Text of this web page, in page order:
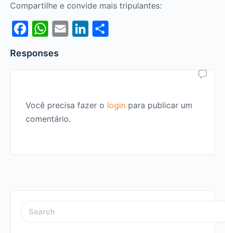
Compartilhe e convide mais tripulantes:
Facebook
WhatsApp
EmailLinkedIn
Responses
Você precisa fazer o login para publicar um
comentário.
SEARCH
FOR: